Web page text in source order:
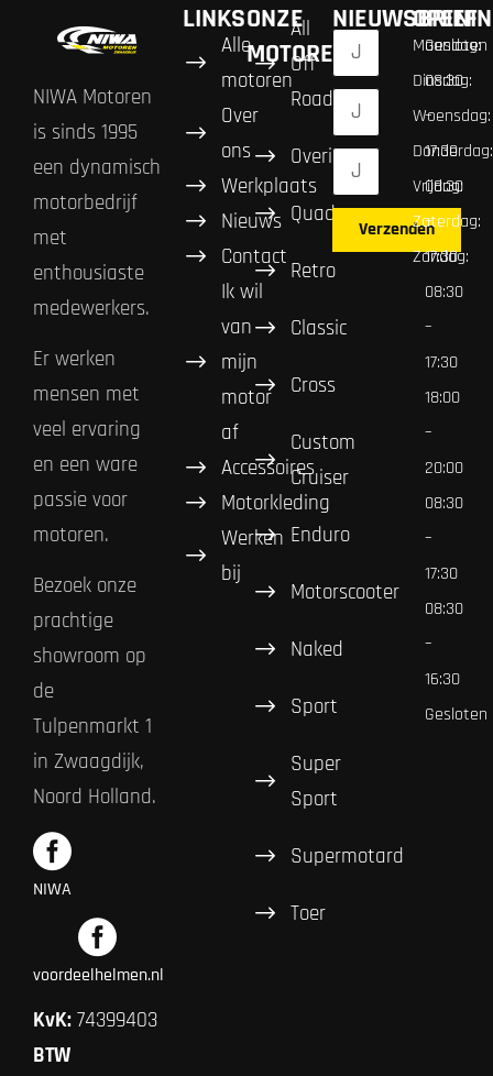
NIWA Motoren
is sinds 1995
een dynamisch
motorbedrijf
met
enthousiaste
medewerkers.
Er werken
mensen met
veel ervaring
en een ware
passie voor
motoren.
Bezoek onze
prachtige
showroom op
de
Tulpenmarkt 1
in Zwaagdijk,
Noord Holland.
NIWA
voordeelhelmen.nl
KvK: 74399403
BTW
LINKS
Alle
motoren
Over
ons
Werkplaats
Nieuws
Contact
Ik wil
van
mijn
motor
af
Accessoires
Motorkleding
Werken
bij
ONZE
MOTOREN
All
Off
Road
Overig
Quad
Retro
Classic
Cross
Custom
Cruiser
Enduro
Motorscooter
Naked
Sport
Super
Sport
Supermotard
Toer
NIEUWSBRIEF
Verzenden
Maandag:
Dinsdag:
Woensdag:
Donderdag:
Vrijdag:
Zaterdag:
Zondag:
Gesloten
08:30
–
17:30
08:30
–
17:30
08:30
–
17:30
18:00
–
20:00
08:30
–
17:30
08:30
–
16:30
Gesloten